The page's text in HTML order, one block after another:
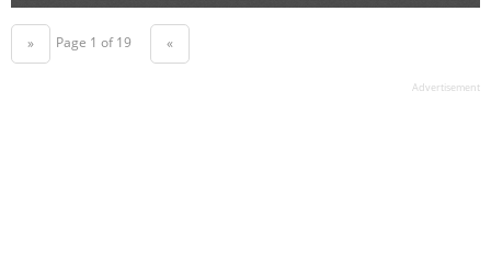
« Page 1 of 19 »
Advertisement